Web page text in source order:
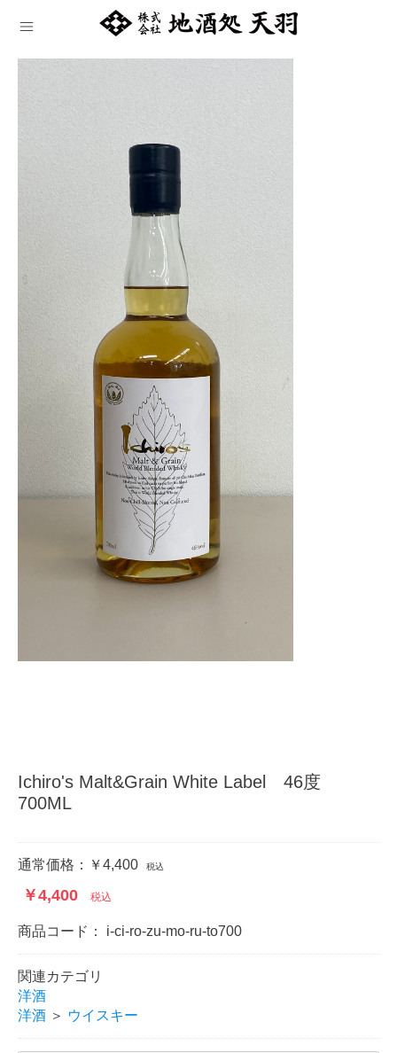
Ichiro's Malt&Grain White Label 46度
700ML
通常価格： ￥4,400 税込
￥4,400 税込
商品コード： i-ci-ro-zu-mo-ru-to700
関連カテゴリ
洋酒
洋酒 ＞ ウイスキー